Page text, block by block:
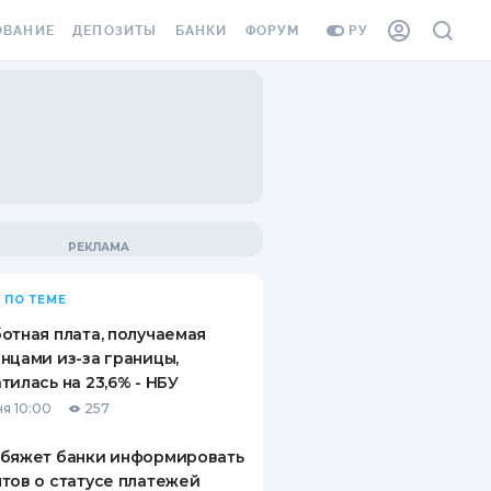
РУ
ВИНЬЕТКА
СОТРУДНИКОВ
ОТ
СЛУЧАЕВ
ДЕПОЗИТЫ
ВОПРОСЫ И ОТВЕТЫ
ПУТЕВОДИТЕЛИ ПО
СБЕРЕЖЕНИЯМ
БАНКИ ФОРУМ
ПО ТЕМЕ
плата, получаемая
из-за границы,
на 23,6% - НБУ
10:00 257
банки информировать
о статусе платежей